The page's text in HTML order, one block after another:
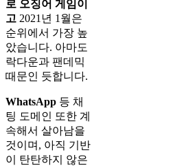
로 오징어 게임이
고 2021년 1월은
순위에서 가장 높
았습니다. 아마도
락다운과 팬데믹
때문인 듯합니다.
WhatsApp 등 채
팅 도메인 또한 계
속해서 살아남을
것이며, 아직 기반
이 탄탄하지 않은